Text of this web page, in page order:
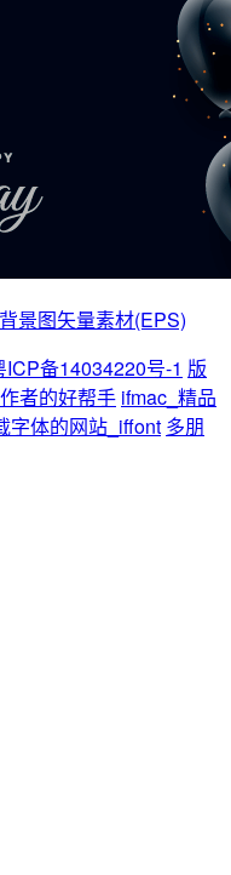
景图矢量素材(EPS)
ICP备14034220号-1 版
者的好帮手 ifmac_精品
字体的网站_iffont 多朋